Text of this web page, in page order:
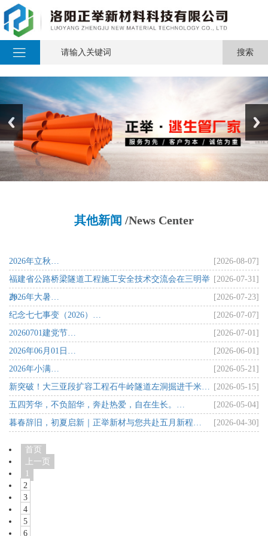
其他新闻 /News Center
[2026-08-07]
2026年立秋…
[2026-07-31]
福建省公路桥梁隧道工程施工安全技术交流会在三明举
办…
[2026-07-23]
2026年大暑…
[2026-07-07]
纪念七七事变（2026）…
[2026-07-01]
20260701建党节…
[2026-06-01]
2026年06月01日…
[2026-05-21]
2026年小满…
[2026-05-15]
新突破！大三亚段扩容工程石牛岭隧道左洞掘进千米…
[2026-05-04]
五四芳华，不负韶华，奔赴热爱，自在生长。…
[2026-04-30]
暮春辞旧，初夏启新｜正举新材与您共赴五月新程…
首页
上一页
1
2
3
4
5
6